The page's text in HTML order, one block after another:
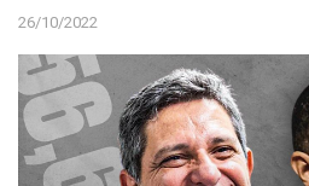
26/10/2022